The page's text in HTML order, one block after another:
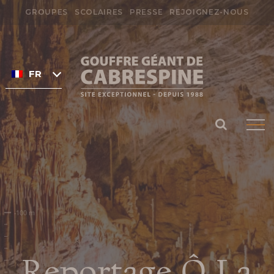
Passer
au
contenu
GROUPES SCOLAIRES PRESSE REJOIGNEZ-NOUS
Préparer ma
visite
HORAIRES DU GOUFFRE DE
CABRESPINE
TARIFS ET BILLETTERIE EN
Rechercher:
FRANÇAIS